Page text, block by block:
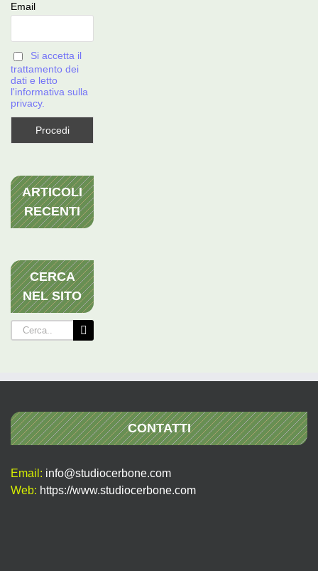
Email
Si accetta il
trattamento dei
dati e letto
l'informativa sulla
privacy.
ARTICOLI
RECENTI
CERCA
NEL SITO
Cerca
per:
CONTATTI
Email: info@studiocerbone.com
Web: https://www.studiocerbone.com